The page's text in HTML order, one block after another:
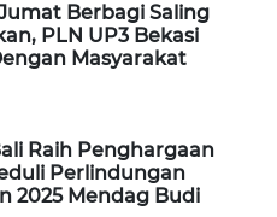
Berbagi Saling
PLN UP3 Bekasi
Masyarakat
Raih Penghargaan
Perlindungan
2025 Mendag Budi